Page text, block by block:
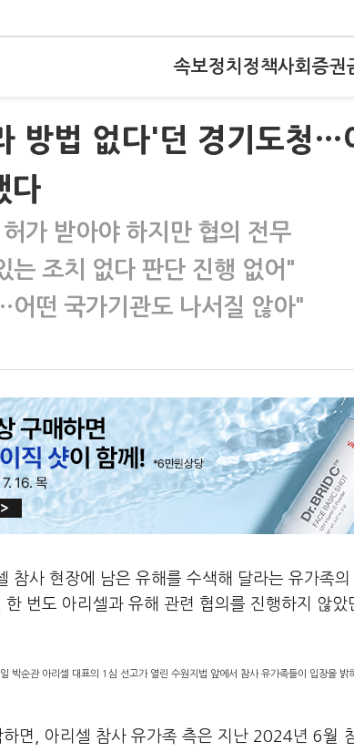
속보정치 정책사회 증권
방법 없다'던 경기도청…
다
가 받아야 하지만 협의 전무
는 조치 없다 판단 진행 없어"
떤 국가기관도 나서질 않아"
참사 현장에 남은 유해를 수색해 달라는 유가족
번도 아리셀과 유해 관련 협의를 진행하지 않았
박순관 아리셀 대표의 1심 선고가 열린 수원지법 앞에서 참사 유가족들이 입장을 밝
면, 아리셀 참사 유가족 측은 지난 2024년 6월